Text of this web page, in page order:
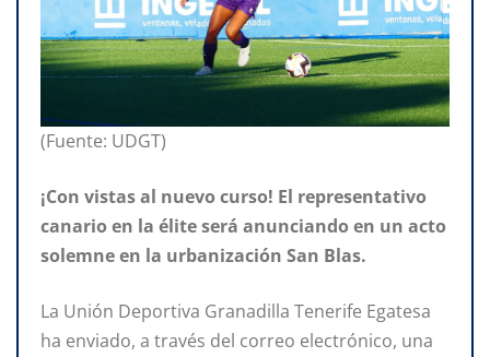
(Fuente: UDGT)
¡Con vistas al nuevo curso! El representativo
canario en la élite será anunciando en un acto
solemne en la urbanización San Blas.
La Unión Deportiva Granadilla Tenerife Egatesa
ha enviado, a través del correo electrónico, una